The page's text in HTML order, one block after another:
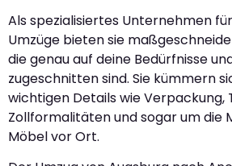
Als spezialisiertes Unternehmen
Umzüge bieten sie
die genau auf deine Bedürfnisse
zugeschnitten sind. Sie kümmern
wichtigen Details wie Verpackung,
Zollformalitäten und sogar um die
Möbel vor Ort.